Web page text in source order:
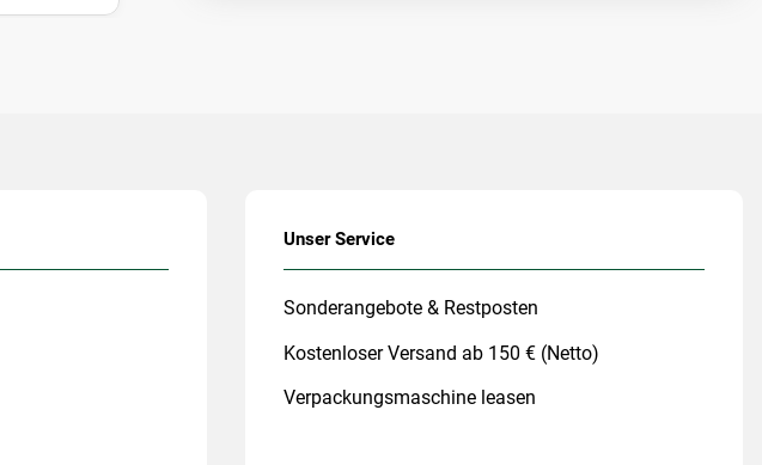
Unser Service
Sonderangebote & Restposten
Kostenloser Versand ab 150 € (Netto)
Verpackungsmaschine leasen